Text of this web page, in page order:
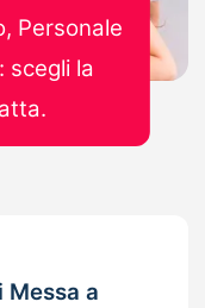
Messa a
Personale
scegli la